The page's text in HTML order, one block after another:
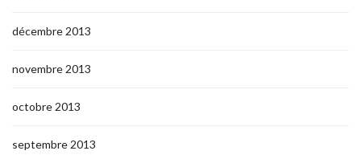
décembre 2013
novembre 2013
octobre 2013
septembre 2013